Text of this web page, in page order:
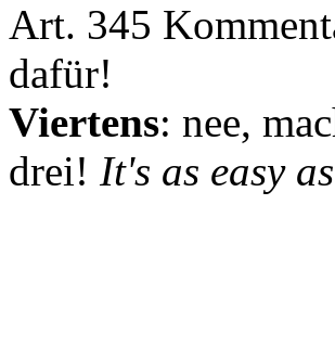
Art. 345
dafür!
Viertens: nee,
drei! It's as easy